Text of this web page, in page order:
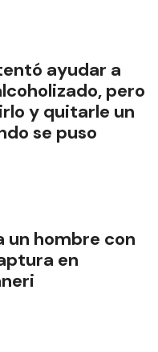
ayudar a
pero
y quitarle un
se puso
un hombre con
en